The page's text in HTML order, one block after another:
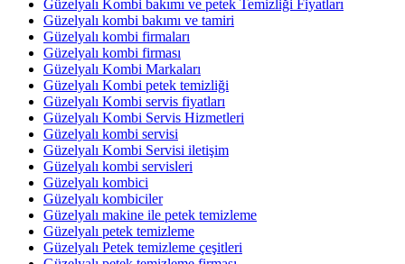
Güzelyalı Kombi bakımı ve petek Temizliği Fiyatları
Güzelyalı kombi bakımı ve tamiri
Güzelyalı kombi firmaları
Güzelyalı kombi firması
Güzelyalı Kombi Markaları
Güzelyalı Kombi petek temizliği
Güzelyalı Kombi servis fiyatları
Güzelyalı Kombi Servis Hizmetleri
Güzelyalı kombi servisi
Güzelyalı Kombi Servisi iletişim
Güzelyalı kombi servisleri
Güzelyalı kombici
Güzelyalı kombiciler
Güzelyalı makine ile petek temizleme
Güzelyalı petek temizleme
Güzelyalı Petek temizleme çeşitleri